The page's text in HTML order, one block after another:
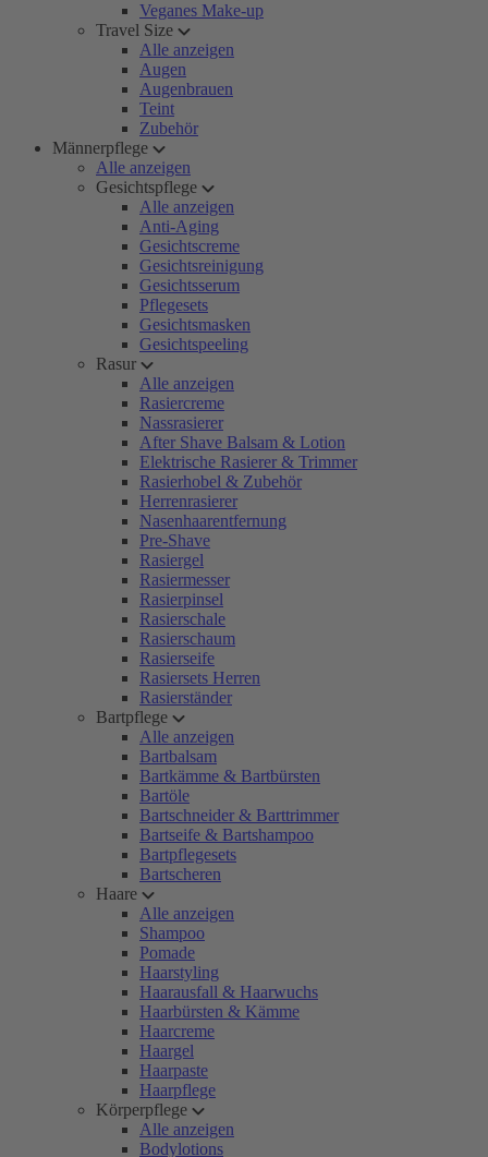
Veganes Make-up
Travel Size
Alle anzeigen
Augen
Augenbrauen
Teint
Zubehör
Männerpflege
Alle anzeigen
Gesichtspflege
Alle anzeigen
Anti-Aging
Gesichtscreme
Gesichtsreinigung
Gesichtsserum
Pflegesets
Gesichtsmasken
Gesichtspeeling
Rasur
Alle anzeigen
Rasiercreme
Nassrasierer
After Shave Balsam & Lotion
Elektrische Rasierer & Trimmer
Rasierhobel & Zubehör
Herrenrasierer
Nasenhaarentfernung
Pre-Shave
Rasiergel
Rasiermesser
Rasierpinsel
Rasierschale
Rasierschaum
Rasierseife
Rasiersets Herren
Rasierständer
Bartpflege
Alle anzeigen
Bartbalsam
Bartkämme & Bartbürsten
Bartöle
Bartschneider & Barttrimmer
Bartseife & Bartshampoo
Bartpflegesets
Bartscheren
Haare
Alle anzeigen
Shampoo
Pomade
Haarstyling
Haarausfall & Haarwuchs
Haarbürsten & Kämme
Haarcreme
Haargel
Haarpaste
Haarpflege
Körperpflege
Alle anzeigen
Bodylotions